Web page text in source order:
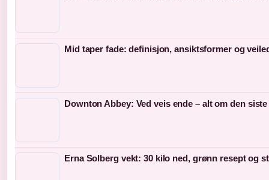
Mid taper fade: definisjon, ansiktsformer og
Downton Abbey: Ved veis ende – alt om den
Erna Solberg vekt: 30 kilo ned, grønn resept og